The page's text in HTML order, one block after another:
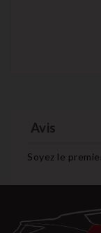
Avis
Soyez le